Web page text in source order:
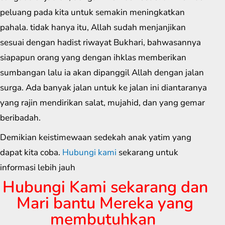
peluang pada kita untuk semakin meningkatkan
pahala. tidak hanya itu, Allah sudah menjanjikan
sesuai dengan hadist riwayat Bukhari, bahwasannya
siapapun orang yang dengan ihklas memberikan
sumbangan lalu ia akan dipanggil Allah dengan jalan
surga. Ada banyak jalan untuk ke jalan ini diantaranya
yang rajin mendirikan salat, mujahid, dan yang gemar
beribadah.
Demikian keistimewaan sedekah anak yatim yang
dapat kita coba. Hubungi kami sekarang untuk
informasi lebih jauh
Hubungi Kami sekarang dan
Mari bantu Mereka yang
membutuhkan